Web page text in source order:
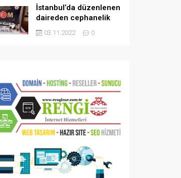
İstanbul’da düzenlenen
daireden cephanelik
çıktı!
03.11.2022 0